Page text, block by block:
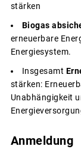
stärken
Biogas
erneuerbare
Energiesystem.
Insgesamt
stärken:
Unabhängigkeit
Anmeldung